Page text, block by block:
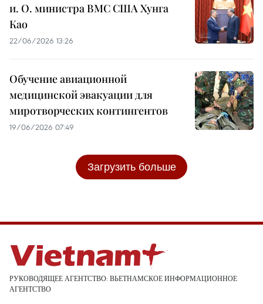
и. О. министра ВМС США Хунга
Као
22/06/2026 13:26
Обучение авиационной
медицинской эвакуации для
миротворческих контингентов
19/06/2026 07:49
Загрузить больше
РУКОВОДЯЩЕЕ АГЕНТСТВО: ВЬЕТНАМСКОЕ ИНФОРМАЦИОННОЕ
АГЕНТСТВО